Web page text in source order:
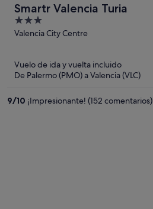
Smartr Valencia Turia
3
out
Valencia City Centre
Vuelo de ida y vuelta incluido
De Palermo (PMO) a Valencia (VLC)
9/10 ¡Impresionante! (152 comentarios)